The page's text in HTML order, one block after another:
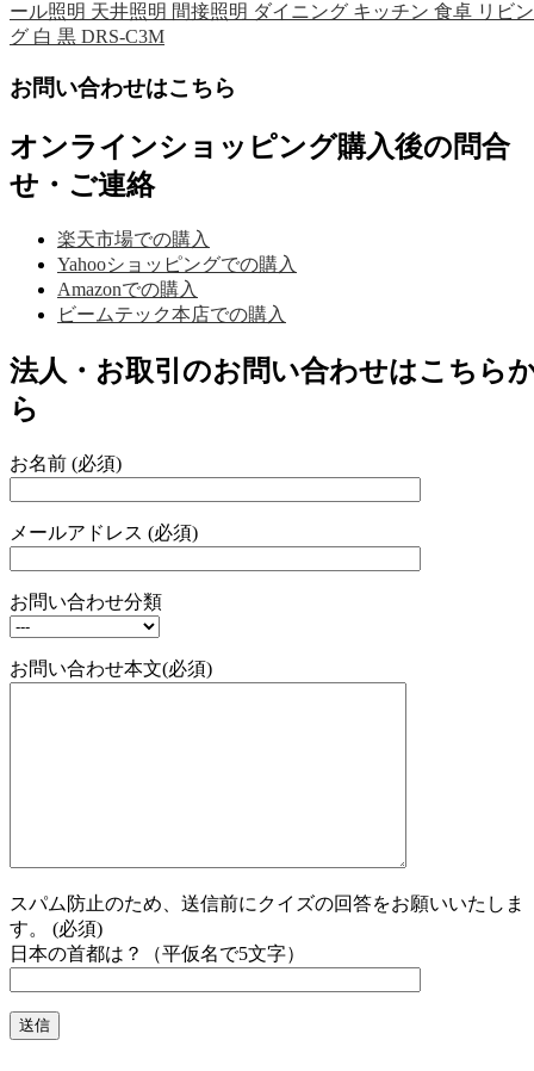
ール照明 天井照明 間接照明 ダイニング キッチン 食卓 リビン
グ 白 黒 DRS-C3M
お問い合わせはこちら
オンラインショッピング購入後の問合
せ・ご連絡
楽天市場での購入
Yahooショッピングでの購入
Amazonでの購入
ビームテック本店での購入
法人・お取引のお問い合わせはこちら
ら
お名前 (必須)
メールアドレス (必須)
お問い合わせ分類
お問い合わせ本文(必須)
スパム防止のため、送信前にクイズの回答をお願いいたしま
す。 (必須)
日本の首都は？（平仮名で5文字）